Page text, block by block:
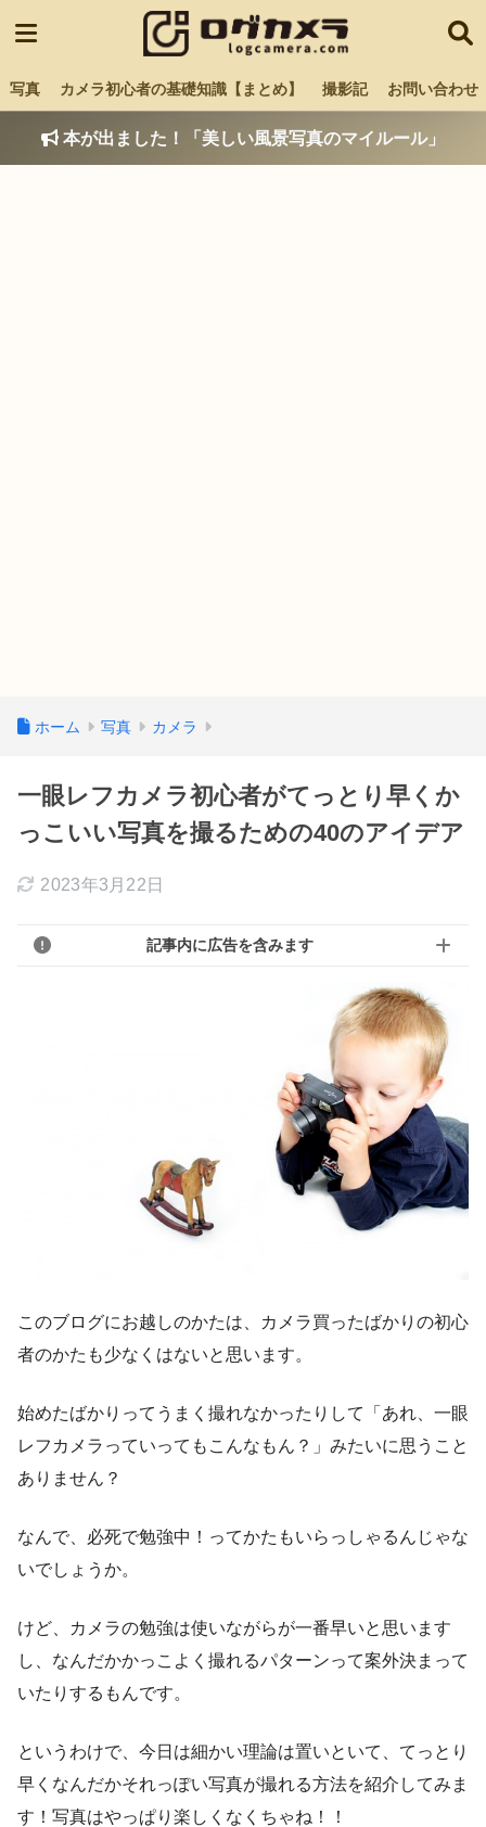
写真 カメラ初心者の基礎知識【まとめ】 撮影記 お問い合わせ
本が出ました！「美しい風景写真のマイルール」
ホーム 写真 カメラ
一眼レフカメラ初心者がてっとり早くか
っこいい写真を撮るための40のアイデア
2023年3月22日
記事内に広告を含みます
このブログにお越しのかたは、カメラ買ったばかりの初心
者のかたも少なくはないと思います。
始めたばかりってうまく撮れなかったりして「あれ、一眼
レフカメラっていってもこんなもん？」みたいに思うこと
ありません？
なんで、必死で勉強中！ってかたもいらっしゃるんじゃな
いでしょうか。
けど、カメラの勉強は使いながらが一番早いと思います
し、なんだかかっこよく撮れるパターンって案外決まって
いたりするもんです。
というわけで、今日は細かい理論は置いといて、てっとり
早くなんだかそれっぽい写真が撮れる方法を紹介してみま
す！写真はやっぱり楽しくなくちゃね！！